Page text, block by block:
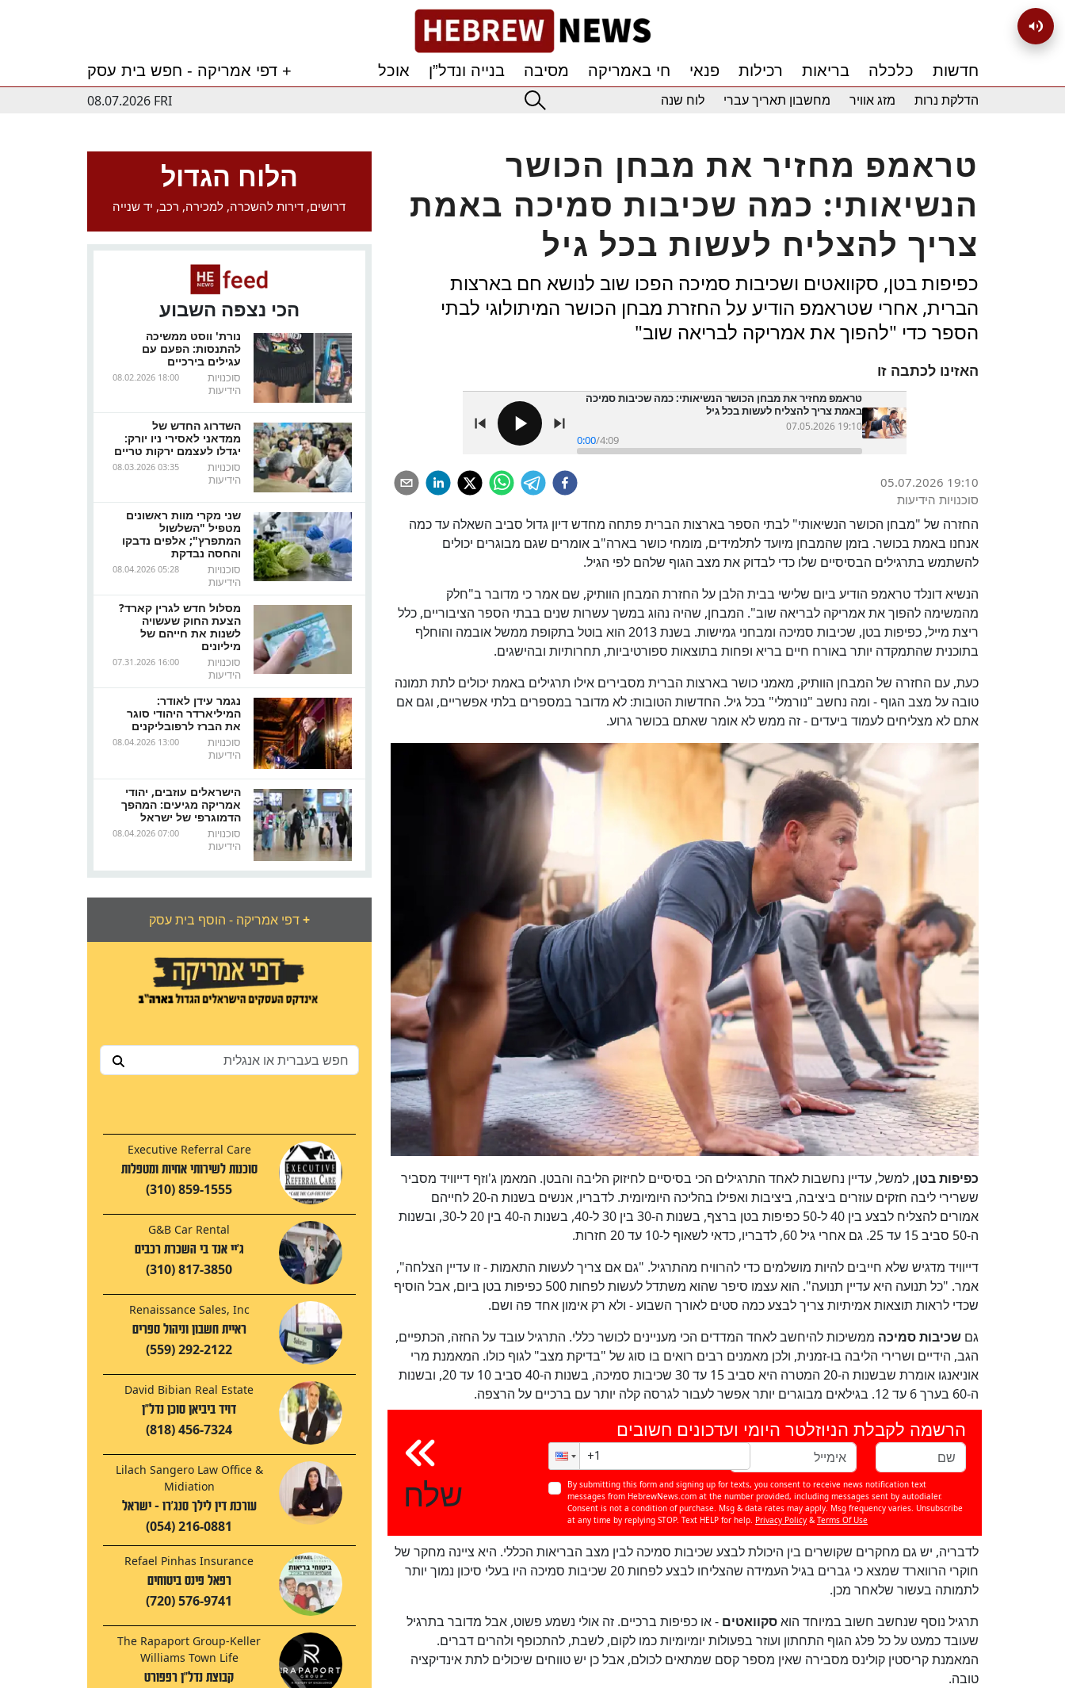
דפי אמריקה - חפש בית עסק + חדשות כלכלה בריאות רכילות פנאי חי באמריקה מסיבה בנייה ונדל”ן
אוכל
08.07.2026 FRI
הדלקת נרות מזג אוויר מחשבון תאריך עברי לוח שנה
הלוח הגדול
דרושים, דירות להשכרה, למכירה, רכב, יד שנייה
הכי נצפה השבוע
נורת' ווסט ממשיכה
להתנסות: הפעם עם
עגילים בירכיים
08.02.2026 18:00
סוכנויות
הידיעות
השדרוג החדש של
ממדאני לאסירי ניו יורק:
יגדלו לעצמם ירקות טריים
08.03.2026 03:35
סוכנויות
הידיעות
שני מקרי מוות ראשונים
מטפיל "השלשול
המתפרץ"; אלפים נדבקו
והחסה נבדקת
08.04.2026 05:28
סוכנויות
הידיעות
מסלול חדש לגרין קארד?
הצעת החוק שעשויה
לשנות את חייהם של
מיליונים
07.31.2026 16:00
סוכנויות
הידיעות
נגמר עידן לאודר:
המיליארדר היהודי סוגר
את הברז לרפובליקנים
08.04.2026 13:00
סוכנויות
הידיעות
הישראלים עוזבים, יהודי
אמריקה מגיעים: המהפך
הדמוגרפי של ישראל
08.04.2026 07:00
סוכנויות
הידיעות
דפי אמריקה - הוסף בית עסק+
Executive Referral Care
סוכנות לשירותי אחיות ומטפלות
(310) 859-1555
G&B Car Rental
ג'יי אנד בי השכרת רכבים
(310) 817-3850
Renaissance Sales, Inc
ראיית חשבון וניהול ספרים
(559) 292-2122
David Bibian Real Estate
דויד ביביאן סוכן נדל"ן
(818) 456-7324
Lilach Sangero Law Office &
Midiation
עורכת דין לילך סנג'רו - ישראל
(054) 216-0881
Refael Pinhas Insurance
רפאל פינס ביטוחים
(720) 576-9741
The Rapaport Group-Keller
Williams Town Life
קבוצת נדל"ן רפפורט
טראמפ מחזיר את מבחן הכושר
הנשיאותי: כמה שכיבות סמיכה באמת
צריך להצליח לעשות בכל גיל
כפיפות בטן, סקוואטים ושכיבות סמיכה הפכו שוב לנושא חם בארצות
הברית, אחרי שטראמפ הודיע על החזרת מבחן הכושר המיתולוגי לבתי
הספר כדי "להפוך את אמריקה לבריאה שוב"
האזינו לכתבה זו
טראמפ מחזיר את מבחן הכושר הנשיאותי: כמה שכיבות סמיכה
באמת צריך להצליח לעשות בכל גיל
07.05.2026 19:10
0:00/4:09
05.07.2026 19:10
סוכנויות הידיעות
החזרה של "מבחן הכושר הנשיאותי" לבתי הספר בארצות הברית פתחה מחדש דיון גדול סביב השאלה עד כמה
אנחנו באמת בכושר. בזמן שהמבחן מיועד לתלמידים, מומחי כושר בארה"ב אומרים שגם מבוגרים יכולים
להשתמש בתרגילים הבסיסיים שלו כדי לבדוק את מצב הגוף שלהם לפי הגיל.
הנשיא דונלד טראמפ הודיע ביום שלישי בבית הלבן על החזרת המבחן הוותיק, שם אמר כי מדובר ב"חלק
מהמשימה להפוך את אמריקה לבריאה שוב". המבחן, שהיה נהוג במשך עשרות שנים בבתי הספר הציבוריים, כלל
ריצת מייל, כפיפות בטן, שכיבות סמיכה ומבחני גמישות. בשנת 2013 הוא בוטל בתקופת ממשל אובמה והוחלף
בתוכנית שהתמקדה יותר באורח חיים בריא ופחות בתוצאות ספורטיביות, תחרותיות ובהישגים.
כעת, עם החזרה של המבחן הוותיק, מאמני כושר בארצות הברית מסבירים אילו תרגילים באמת יכולים לתת תמונה
טובה על מצב הגוף - ומה נחשב "נורמלי" בכל גיל. החדשות הטובות: לא מדובר במספרים בלתי אפשריים, וגם אם
אתם לא מצליחים לעמוד ביעדים - זה ממש לא אומר שאתם בכושר גרוע.
כפיפות בטן, למשל, עדיין נחשבות לאחד התרגילים הכי בסיסיים לחיזוק הליבה והבטן. המאמן ג'וזף דייוויד מסביר
ששרירי ליבה חזקים עוזרים ביציבה, ביציבות ואפילו בהליכה היומיומית. לדבריו, אנשים בשנות ה-20 לחייהם
אמורים להצליח לבצע בין 40 ל-50 כפיפות בטן ברצף, בשנות ה-30 בין 30 ל-40, בשנות ה-40 בין 20 ל-30, ובשנות
ה-50 סביב 15 עד 25. גם אחרי גיל 60, לדבריו, כדאי לשאוף ל-10 עד 20 חזרות.
דייוויד מדגיש שלא חייבים להיות מושלמים כדי להרוויח מהתרגיל. "גם אם צריך לעשות התאמות - זו עדיין הצלחה",
אמר. "כל תנועה היא עדיין תנועה". הוא עצמו סיפר שהוא משתדל לעשות לפחות 500 כפיפות בטן ביום, אבל הוסיף
שכדי לראות תוצאות אמיתיות צריך לבצע כמה סטים לאורך השבוע - ולא רק אימון אחד פה ושם.
גםשכיבות סמיכה ממשיכות להיחשב לאחד המדדים הכי מעניינים לכושר כללי. התרגיל עובד על החזה, הכתפיים,
הגב, הידיים ושרירי הליבה בו-זמנית, ולכן מאמנים רבים רואים בו סוג של "בדיקת מצב" לגוף כולו. המאמנת מרי
אוניאנגו אומרת שבשנות ה-20 המטרה היא סביב 15 עד 30 שכיבות סמיכה, בשנות ה-40 סביב 10 עד 20, ובשנות
ה-60 בערך 6 עד 12. בגילאים מבוגרים יותר אפשר לעבור לגרסה קלה יותר עם ברכיים על הרצפה.
שלח
הרשמה לקבלת הניוזלטר היומי ועדכונים חשובים
By submitting this form and signing up for texts, you consent to receive news notification text
messages from HebrewNews.com at the number provided, including messages sent by autodialer.
Consent is not a condition of purchase. Msg & data rates may apply. Msg frequency varies. Unsubscribe
at any time by replying STOP. Text HELP for help. Privacy Policy & Terms Of Use
לדבריה, יש גם מחקרים שקושרים בין היכולת לבצע שכיבות סמיכה לבין מצב הבריאות הכללי. היא ציינה מחקר של
חוקרי הרווארד שמצא כי גברים בגיל העמידה שהצליחו לבצע לפחות 20 שכיבות סמיכה היו בעלי סיכון נמוך יותר
לתמותה בעשור שלאחר מכן.
תרגיל נוסף שנחשב חשוב במיוחד הואסקוואטים - או כפיפות ברכיים. זה אולי נשמע פשוט, אבל מדובר בתרגיל
שעובד כמעט על כל פלג הגוף התחתון ועוזר בפעולות יומיומיות כמו לקום, לשבת, להתכופף ולהרים דברים.
המאמנת קריסטין קולינס מסבירה שאין מספר קסם שמתאים לכולם, אבל כן יש טווחים שיכולים לתת אינדיקציה
טובה.
100